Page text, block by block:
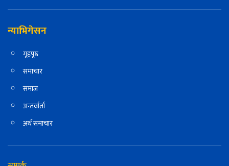
न्याभिगेसन
गृहपृष्ठ
समाचार
समाज
अन्तर्वार्ता
अर्थ समाचार